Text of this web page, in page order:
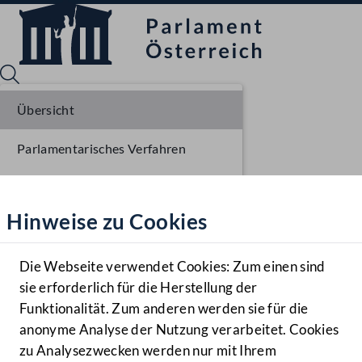
Hilfe
Benutzer
Navigationsmenü öffnen
MENÜ
Hinweise zu Cookies
Die Webseite verwendet Cookies: Zum einen sind
sie erforderlich für die Herstellung der
Funktionalität. Zum anderen werden sie für die
anonyme Analyse der Nutzung verarbeitet. Cookies
zu Analysezwecken werden nur mit Ihrem
Übersicht
Parlamentarisches Verfahren
Ausschussberatungen NR
Plenarberatungen NR
Einlangen BR
Ausschussberatungen BR